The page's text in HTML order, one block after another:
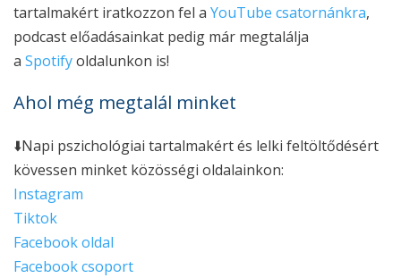
tartalmakért iratkozzon fel a YouTube csatornánkra,
podcast előadásainkat pedig már megtalálja
a Spotifyoldalunkon is!
Ahol még megtalál minket
⬇️Napi pszichológiai tartalmakért és lelki feltöltődésért
kövessen minket közösségi oldalainkon:
Instagram
Tiktok
Facebook oldal
Facebook csoport